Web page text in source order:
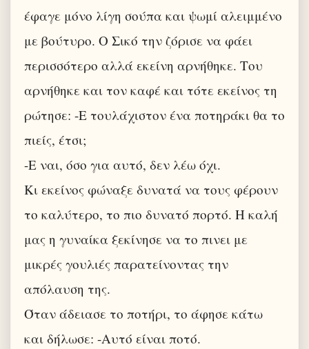
έφαγε μόνο λίγη σούπα και ψωμί αλειμμένο
με βούτυρο. Ο Σικό την ζόρισε να φάει
περισσότερο αλλά εκείνη αρνήθηκε. Του
αρνήθηκε και τον καφέ και τότε εκείνος τη
ρώτησε: -Ε τουλάχιστον ένα ποτηράκι θα το
πιείς, έτσι;
-Ε ναι, όσο για αυτό, δεν λέω όχι.
Κι εκείνος φώναξε δυνατά να τους φέρουν
το καλύτερο, το πιο δυνατό πορτό. Η καλή
μας η γυναίκα ξεκίνησε να το πινει με
μικρές γουλιές παρατείνοντας την
απόλαυση της.
Όταν άδειασε το ποτήρι, το άφησε κάτω
και δήλωσε: -Αυτό είναι ποτό.